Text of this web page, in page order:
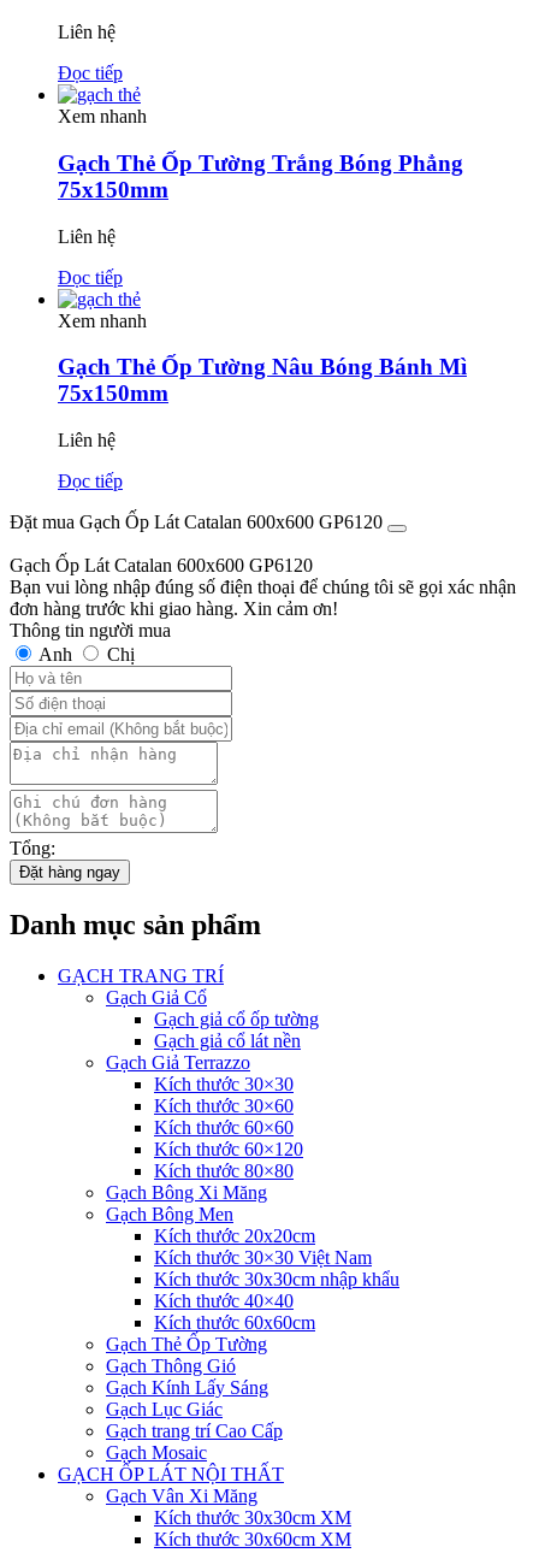
Liên hệ
Đọc tiếp
Xem nhanh
Gạch Thẻ Ốp Tường Trắng Bóng Phẳng
75x150mm
Liên hệ
Đọc tiếp
Xem nhanh
Gạch Thẻ Ốp Tường Nâu Bóng Bánh Mì
75x150mm
Liên hệ
Đọc tiếp
Đặt mua Gạch Ốp Lát Catalan 600x600 GP6120
Gạch Ốp Lát Catalan 600x600 GP6120
Bạn vui lòng nhập đúng số điện thoại để chúng tôi sẽ gọi xác nhận
đơn hàng trước khi giao hàng. Xin cảm ơn!
Thông tin người mua
Anh
Chị
Tổng:
Đặt hàng ngay
Danh mục sản phẩm
GẠCH TRANG TRÍ
Gạch Giả Cổ
Gạch giả cổ ốp tường
Gạch giả cổ lát nền
Gạch Giả Terrazzo
Kích thước 30×30
Kích thước 30×60
Kích thước 60×60
Kích thước 60×120
Kích thước 80×80
Gạch Bông Xi Măng
Gạch Bông Men
Kích thước 20x20cm
Kích thước 30×30 Việt Nam
Kích thước 30x30cm nhập khẩu
Kích thước 40×40
Kích thước 60x60cm
Gạch Thẻ Ốp Tường
Gạch Thông Gió
Gạch Kính Lấy Sáng
Gạch Lục Giác
Gạch trang trí Cao Cấp
Gạch Mosaic
GẠCH ỐP LÁT NỘI THẤT
Gạch Vân Xi Măng
Kích thước 30x30cm XM
Kích thước 30x60cm XM